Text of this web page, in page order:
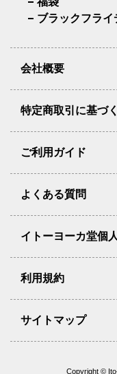
ブラックフライ
会社概要
特定商取引に基づ
ご利用ガイド
よくある質問
イトーヨーカ堂個
利用規約
サイトマップ
Copyright ©